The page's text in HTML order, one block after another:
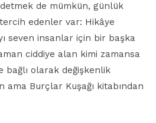
de mümkün, günlük
edenler var: Hikâye
seven insanlar için bir başka
ciddiye alan kimi zamansa
bağlı olarak değişkenlik
Burçlar Kuşağı kitabından